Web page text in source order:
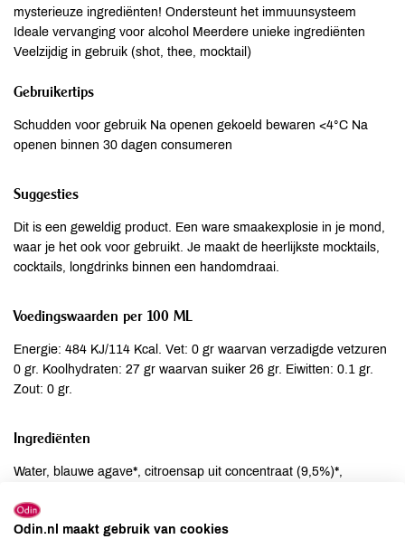
mysterieuze ingrediënten! Ondersteunt het immuunsysteem
Ideale vervanging voor alcohol Meerdere unieke ingrediënten
Veelzijdig in gebruik (shot, thee, mocktail)
Gebruikertips
Schudden voor gebruik Na openen gekoeld bewaren <4°C Na
openen binnen 30 dagen consumeren
Suggesties
Dit is een geweldig product. Een ware smaakexplosie in je mond,
waar je het ook voor gebruikt. Je maakt de heerlijkste mocktails,
cocktails, longdrinks binnen een handomdraai.
Voedingswaarden per 100 ML
Energie: 484 KJ/114 Kcal. Vet: 0 gr waarvan verzadigde vetzuren
0 gr. Koolhydraten: 27 gr waarvan suiker 26 gr. Eiwitten: 0.1 gr.
Zout: 0 gr.
Ingrediënten
Water, blauwe agave*, citroensap uit concentraat (9,5%)*,
concentraat (spirulina* en saffloer*), tapiocasiroop*, spinazie*,
guayusa*, matcha*, yerba mate*, spirulina*. * = van biologische
Odin.nl maakt gebruik van cookies